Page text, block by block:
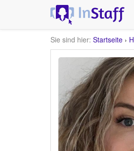
Sie sind hier: Startseite ›